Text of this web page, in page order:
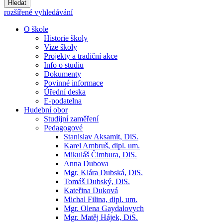
Hledat
rozšířené vyhledávání
O škole
Historie školy
Vize školy
Projekty a tradiční akce
Info o studiu
Dokumenty
Povinné informace
Úřední deska
E-podatelna
Hudební obor
Studijní zaměření
Pedagogové
Stanislav Aksamit, DiS.
Karel Ambruš, dipl. um.
Mikuláš Čimbura, DiS.
Anna Dubova
Mgr. Klára Dubská, DiS.
Tomáš Dubský, DiS.
Kateřina Duková
Michal Filina, dipl. um.
Mgr. Olena Gaydalovych
Mgr. Matěj Hájek, DiS.